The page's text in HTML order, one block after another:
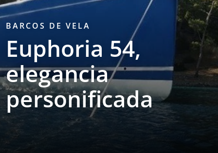
BARCOS DE VELA
Euphoria 54,
elegancia
personificada